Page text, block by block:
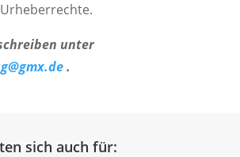
unter
.
sich auch für: